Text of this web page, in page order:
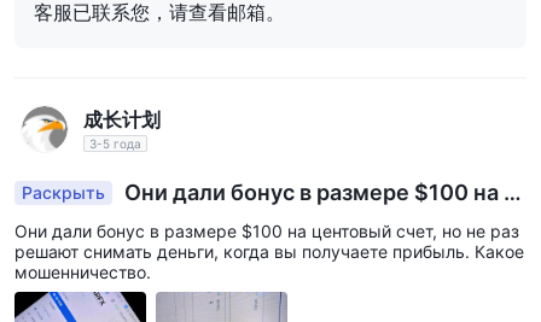
客服已联系您，请查看邮箱。
成长计划
3-5 года
Раскрыть
Они дали бонус в размере $100 на ц
ентовый счет, но не разрешают вывод средст
в, когда вы получаете прибыль. Какое мошенн
ичество.
Они дали бонус в размере $100 на центовый счет, но не раз
решают снимать деньги, когда вы получаете прибыль. Какое
мошенничество.